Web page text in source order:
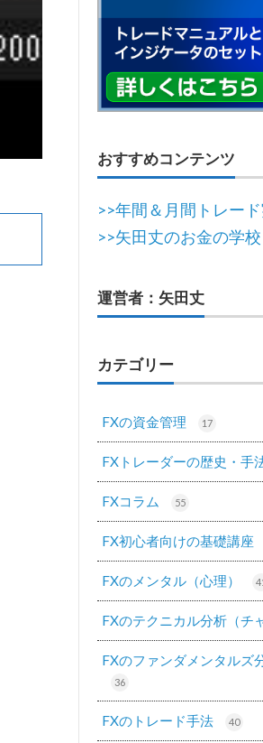
おすすめコンテンツ
>>年間＆月間トレー
>>矢田丈のお金の学校
運営者：矢田丈
カテゴリー
FXの資金管理 17
FXトレーダーの歴史・手
FXコラム 55
FX初心者向けの基礎講座
FXのメンタル（心理）
FXのテクニカル分析（チ
FXのファンダメンタルズ
36
FXのトレード手法 40